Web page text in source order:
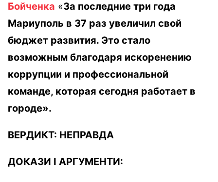
Бойченка «За последние три года
Мариуполь в 37 раз увеличил свой
бюджет развития. Это стало
возможным благодаря искоренению
коррупции и профессиональной
команде, которая сегодня работает в
городе».
ВЕРДИКТ: НЕПРАВДА
ДОКАЗИ І АРГУМЕНТИ: